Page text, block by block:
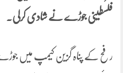
فلسطینی جوڑے نے شادی کرلی۔
رفح کے پناہ گزین کیمپ میں